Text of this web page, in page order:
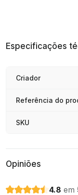
Especificações
Criador
Referência do
SKU
Opiniões
4.8 em